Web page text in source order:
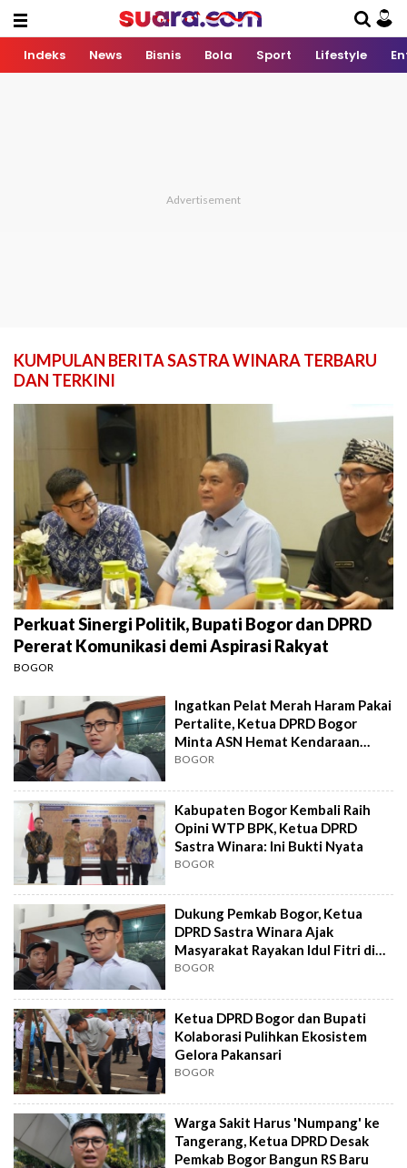
Indeks News Bisnis Bola Sport Lifestyle
KUMPULAN BERITA SASTRA WINARA TERBARU
DAN TERKINI
Perkuat Sinergi Politik, Bupati Bogor dan DPRD
Pererat Komunikasi demi Aspirasi Rakyat
BOGOR
Ingatkan Pelat Merah Haram Pakai
Pertalite, Ketua DPRD Bogor
Minta ASN Hemat Kendaraan
Dinas
BOGOR
Kabupaten Bogor Kembali Raih
Opini WTP BPK, Ketua DPRD
Sastra Winara: Ini Bukti Nyata
BOGOR
Dukung Pemkab Bogor, Ketua
DPRD Sastra Winara Ajak
Masyarakat Rayakan Idul Fitri di
Pakansari
BOGOR
Ketua DPRD Bogor dan Bupati
Kolaborasi Pulihkan Ekosistem
Gelora Pakansari
BOGOR
Warga Sakit Harus 'Numpang' ke
Tangerang, Ketua DPRD Desak
Pemkab Bogor Bangun RS Baru